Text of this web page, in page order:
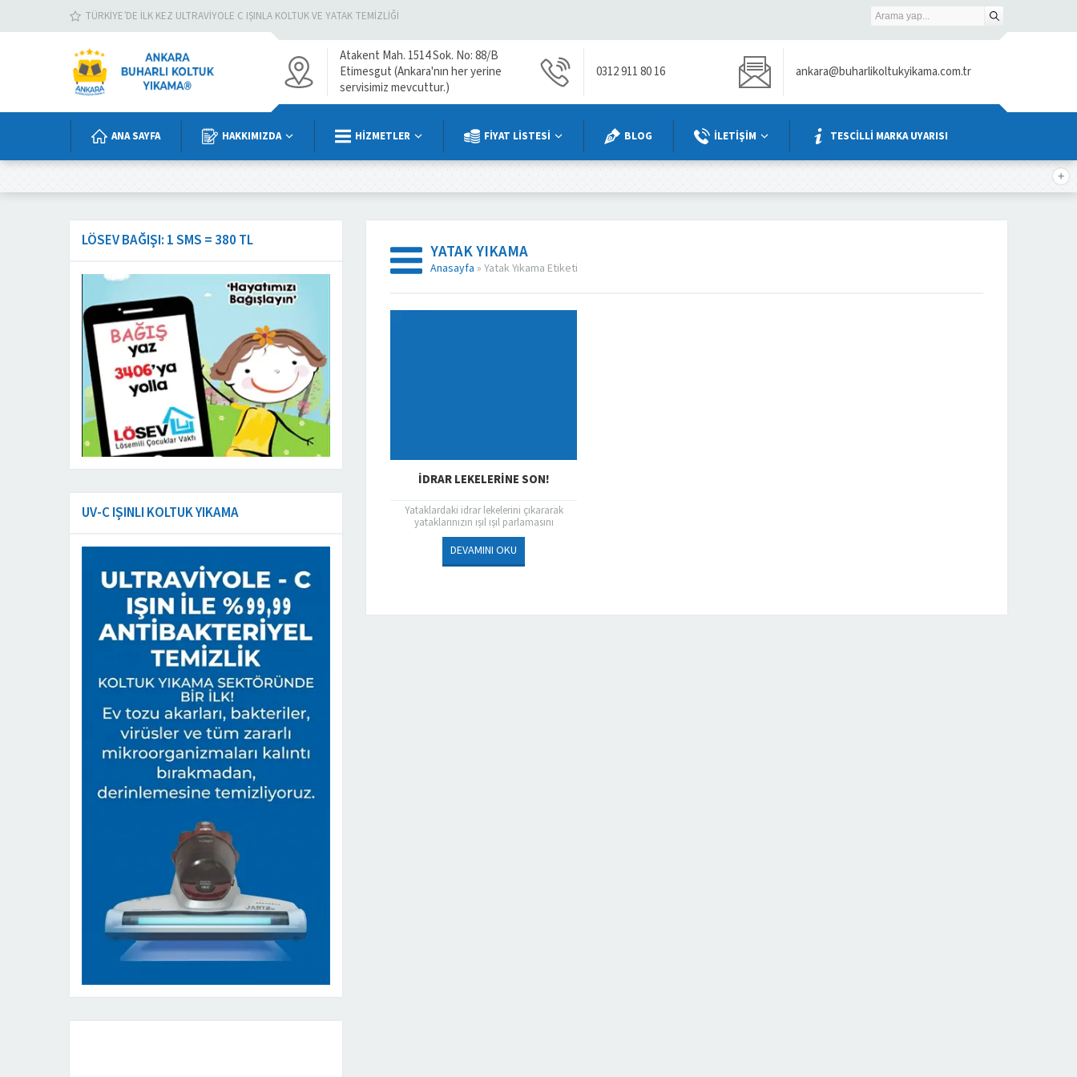
TÜRKIYE’DE İLK KEZ ULTRAVIYOLE C IŞINLA KOLTUK VE YATAK TEMIZLIĞI
Atakent Mah. 1514 Sok. No: 88/B
Etimesgut (Ankara'nın her yerine
servisimiz mevcuttur.)
0312 911 80 16 ankara@buharlikoltukyikama.com.tr
ANA SAYFA HAKKIMIZDA HİZMETLER FİYAT LİSTESİ BLOG İLETİŞİM TESCİLLİ MARKA UYARISI
YATAK YIKAMA
Anasayfa » Yatak Yıkama Etiketi
İDRAR LEKELERINE SON!
Yataklardaki idrar lekelerini çıkararak
yataklarınızın ışıl ışıl parlamasını
sağlıyoruz.
DEVAMINI OKU
LÖSEV BAĞIŞI: 1 SMS = 380 TL
UV-C IŞINLI KOLTUK YIKAMA